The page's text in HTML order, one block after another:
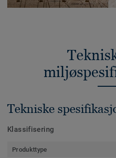
Tekniske
Klassifisering
Produkttype